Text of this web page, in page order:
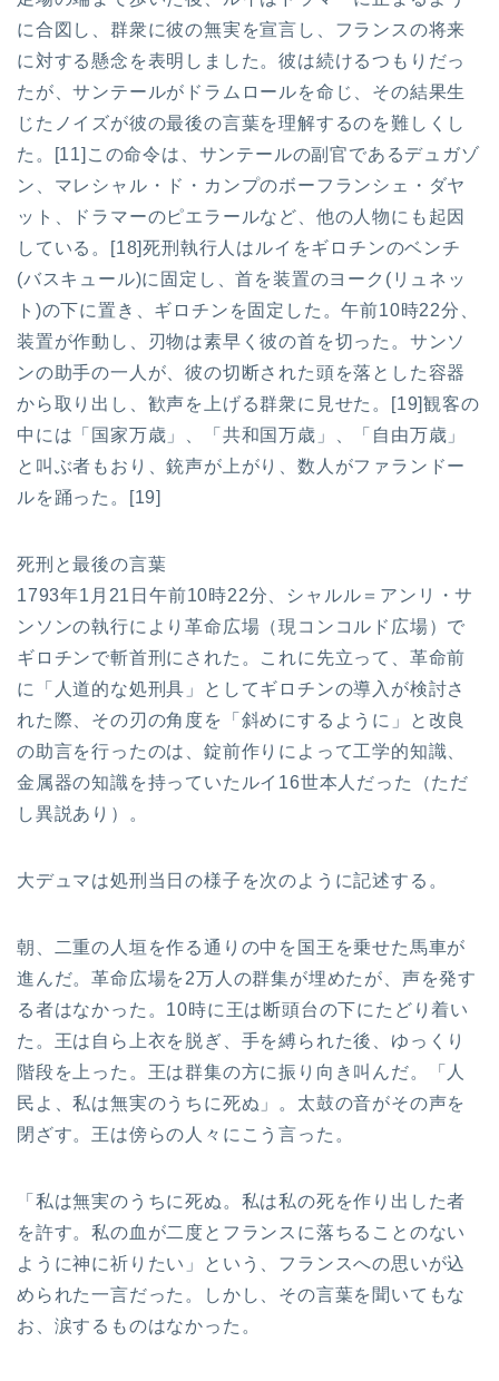
に合図し、群衆に彼の無実を宣言し、フランスの将来
に対する懸念を表明しました。彼は続けるつもりだっ
たが、サンテールがドラムロールを命じ、その結果生
じたノイズが彼の最後の言葉を理解するのを難しくし
た。[11]この命令は、サンテールの副官であるデュガゾ
ン、マレシャル・ド・カンプのボーフランシェ・ダヤ
ット、ドラマーのピエラールなど、他の人物にも起因
している。[18]死刑執行人はルイをギロチンのベンチ
(バスキュール)に固定し、首を装置のヨーク(リュネッ
ト)の下に置き、ギロチンを固定した。午前10時22分、
装置が作動し、刃物は素早く彼の首を切った。サンソ
ンの助手の一人が、彼の切断された頭を落とした容器
から取り出し、歓声を上げる群衆に見せた。[19]観客の
中には「国家万歳」、「共和国万歳」、「自由万歳」
と叫ぶ者もおり、銃声が上がり、数人がファランドー
ルを踊った。[19]
死刑と最後の言葉
1793年1月21日午前10時22分、シャルル＝アンリ・サ
ンソンの執行により革命広場（現コンコルド広場）で
ギロチンで斬首刑にされた。これに先立って、革命前
に「人道的な処刑具」としてギロチンの導入が検討さ
れた際、その刃の角度を「斜めにするように」と改良
の助言を行ったのは、錠前作りによって工学的知識、
金属器の知識を持っていたルイ16世本人だった（ただ
し異説あり）。
大デュマは処刑当日の様子を次のように記述する。
朝、二重の人垣を作る通りの中を国王を乗せた馬車が
進んだ。革命広場を2万人の群集が埋めたが、声を発す
る者はなかった。10時に王は断頭台の下にたどり着い
た。王は自ら上衣を脱ぎ、手を縛られた後、ゆっくり
階段を上った。王は群集の方に振り向き叫んだ。「人
民よ、私は無実のうちに死ぬ」。太鼓の音がその声を
閉ざす。王は傍らの人々にこう言った。
「私は無実のうちに死ぬ。私は私の死を作り出した者
を許す。私の血が二度とフランスに落ちることのない
ように神に祈りたい」という、フランスへの思いが込
められた一言だった。しかし、その言葉を聞いてもな
お、涙するものはなかった。